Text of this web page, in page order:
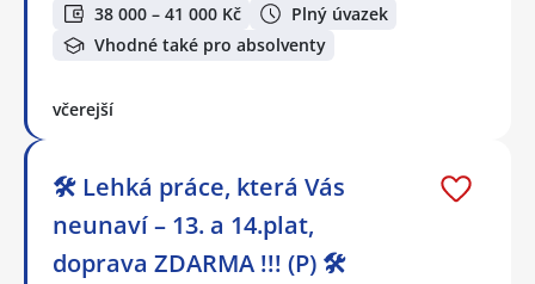
38 000 – 41 000 Kč
Plný úvazek
Vhodné také pro absolventy
včerejší
🛠️ Lehká práce, která Vás
neunaví – 13. a 14.plat,
doprava ZDARMA !!! (P) 🛠️